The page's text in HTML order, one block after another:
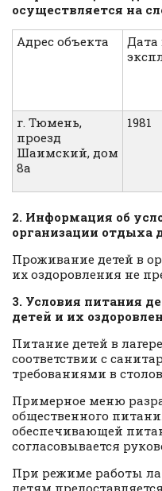
осуществляется на
Адрес объекта
Дата
г. Тюмень,
проезд
Шаимский, дом
8а
1981
2. Информация об
организации отдыха
Проживание детей в
их оздоровления не
3. Условия питания
детей и их
Питание детей в
соответствии с
требованиями в
Примерное меню
общественного
обеспечивающей
согласовывается
При режиме работы
детям